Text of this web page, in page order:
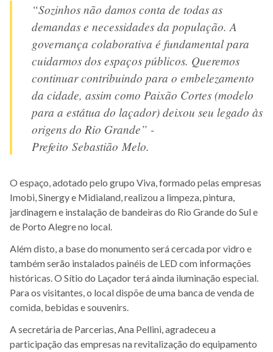
“Sozinhos não damos conta de todas as
demandas e necessidades da população. A
governança colaborativa é fundamental para
cuidarmos dos espaços públicos. Queremos
continuar contribuindo para o embelezamento
da cidade, assim como Paixão Cortes (modelo
para a estátua do laçador) deixou seu legado às
origens do Rio Grande” -
Prefeito Sebastião Melo.
O espaço, adotado pelo grupo Viva, formado pelas empresas
Imobi, Sinergy e Midialand, realizou a limpeza, pintura,
jardinagem e instalação de bandeiras do Rio Grande do Sul e
de Porto Alegre no local.
Além disto, a base do monumento será cercada por vidro e
também serão instalados painéis de LED com informações
históricas. O Sítio do Laçador terá ainda iluminação especial.
Para os visitantes, o local dispõe de uma banca de venda de
comida, bebidas e souvenirs.
A secretária de Parcerias, Ana Pellini, agradeceu a
participação das empresas na revitalização do equipamento